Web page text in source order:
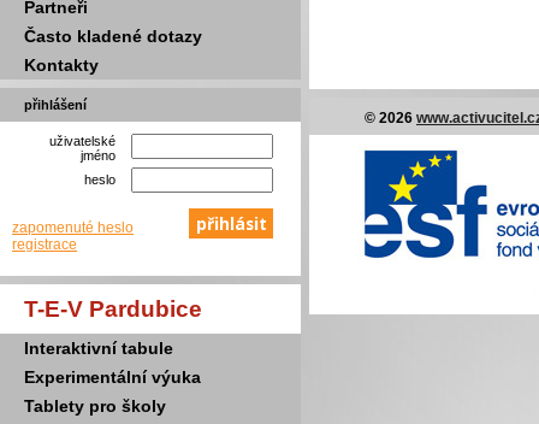
Partneři
Často kladené dotazy
Kontakty
přihlášení
uživatelské
jméno
heslo
zapomenuté heslo
registrace
T-E-V Pardubice
Interaktivní tabule
Experimentální výuka
Tablety pro školy
© 2026